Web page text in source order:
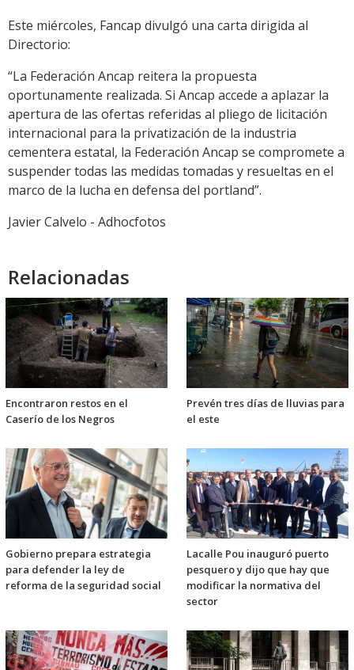
Este miércoles, Fancap divulgó una carta dirigida al
Directorio:
“La Federación Ancap reitera la propuesta
oportunamente realizada. Si Ancap accede a aplazar la
apertura de las ofertas referidas al pliego de licitación
internacional para la privatización de la industria
cementera estatal, la Federación Ancap se compromete a
suspender todas las medidas tomadas y resueltas en el
marco de la lucha en defensa del portland”.
Javier Calvelo - Adhocfotos
Relacionadas
Encontraron restos en el
Caserío de los Negros
Prevén tres días de lluvias para
el este
Gobierno prepara estrategia
para defender la ley de
reforma de la seguridad social
Lacalle Pou inauguró puerto
pesquero y dijo que hay que
modificar la normativa del
sector